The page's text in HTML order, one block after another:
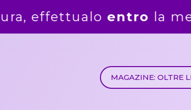
entrola mezzanotte del
MAGAZINE: OLTRE